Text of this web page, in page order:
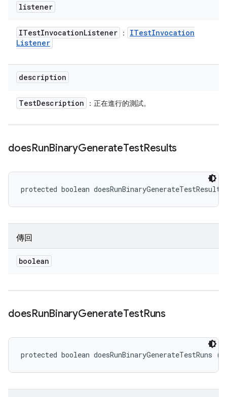
listener
ITestInvocationListener ： ITestInvocation
Listener
description
TestDescription ：正在進行的測試。
doesRunBinaryGenerateTestResults
protected boolean
傳回
boolean
doesRunBinaryGenerateTestRuns
protected boolean doesRunBinaryGenerateTestRuns ()